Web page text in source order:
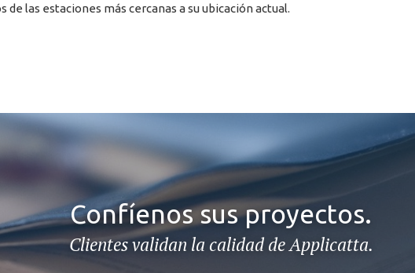
las estaciones más cercanas a su ubicación actual.
Confíenos sus proyectos.
Clientes validan la calidad de Applicatta.